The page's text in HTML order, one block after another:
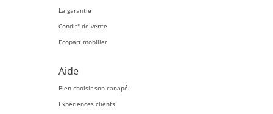
La garantie
Condit° de vente
Ecopart mobilier
Aide
Bien choisir son canapé
Expériences clients